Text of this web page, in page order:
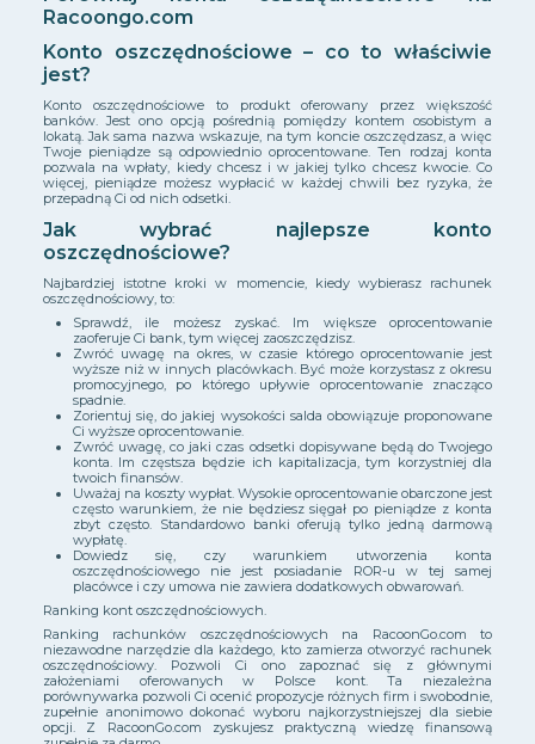
Racoongo.com
Konto oszczędnościowe – co to właściwie
jest?
Konto oszczędnościowe to produkt oferowany przez większość
banków. Jest ono opcją pośrednią pomiędzy kontem osobistym a
lokatą. Jak sama nazwa wskazuje, na tym koncie oszczędzasz, a więc
Twoje pieniądze są odpowiednio oprocentowane. Ten rodzaj konta
pozwala na wpłaty, kiedy chcesz i w jakiej tylko chcesz kwocie. Co
więcej, pieniądze możesz wypłacić w każdej chwili bez ryzyka, że
przepadną Ci od nich odsetki.
Jak wybrać najlepsze konto
oszczędnościowe?
Najbardziej istotne kroki w momencie, kiedy wybierasz rachunek
oszczędnościowy, to:
Sprawdź, ile możesz zyskać. Im większe oprocentowanie
zaoferuje Ci bank, tym więcej zaoszczędzisz.
Zwróć uwagę na okres, w czasie którego oprocentowanie jest
wyższe niż w innych placówkach. Być może korzystasz z okresu
promocyjnego, po którego upływie oprocentowanie znacząco
spadnie.
Zorientuj się, do jakiej wysokości salda obowiązuje proponowane
Ci wyższe oprocentowanie.
Zwróć uwagę, co jaki czas odsetki dopisywane będą do Twojego
konta. Im częstsza będzie ich kapitalizacja, tym korzystniej dla
twoich finansów.
Uważaj na koszty wypłat. Wysokie oprocentowanie obarczone jest
często warunkiem, że nie będziesz sięgał po pieniądze z konta
zbyt często. Standardowo banki oferują tylko jedną darmową
wypłatę.
Dowiedz się, czy warunkiem utworzenia konta
oszczędnościowego nie jest posiadanie ROR-u w tej samej
placówce i czy umowa nie zawiera dodatkowych obwarowań.
Ranking kont oszczędnościowych.
Ranking rachunków oszczędnościowych na RacoonGo.com to
niezawodne narzędzie dla każdego, kto zamierza otworzyć rachunek
oszczędnościowy. Pozwoli Ci ono zapoznać się z głównymi
założeniami oferowanych w Polsce kont. Ta niezależna
porównywarka pozwoli Ci ocenić propozycje różnych firm i swobodnie,
zupełnie anonimowo dokonać wyboru najkorzystniejszej dla siebie
opcji. Z RacoonGo.com zyskujesz praktyczną wiedzę finansową